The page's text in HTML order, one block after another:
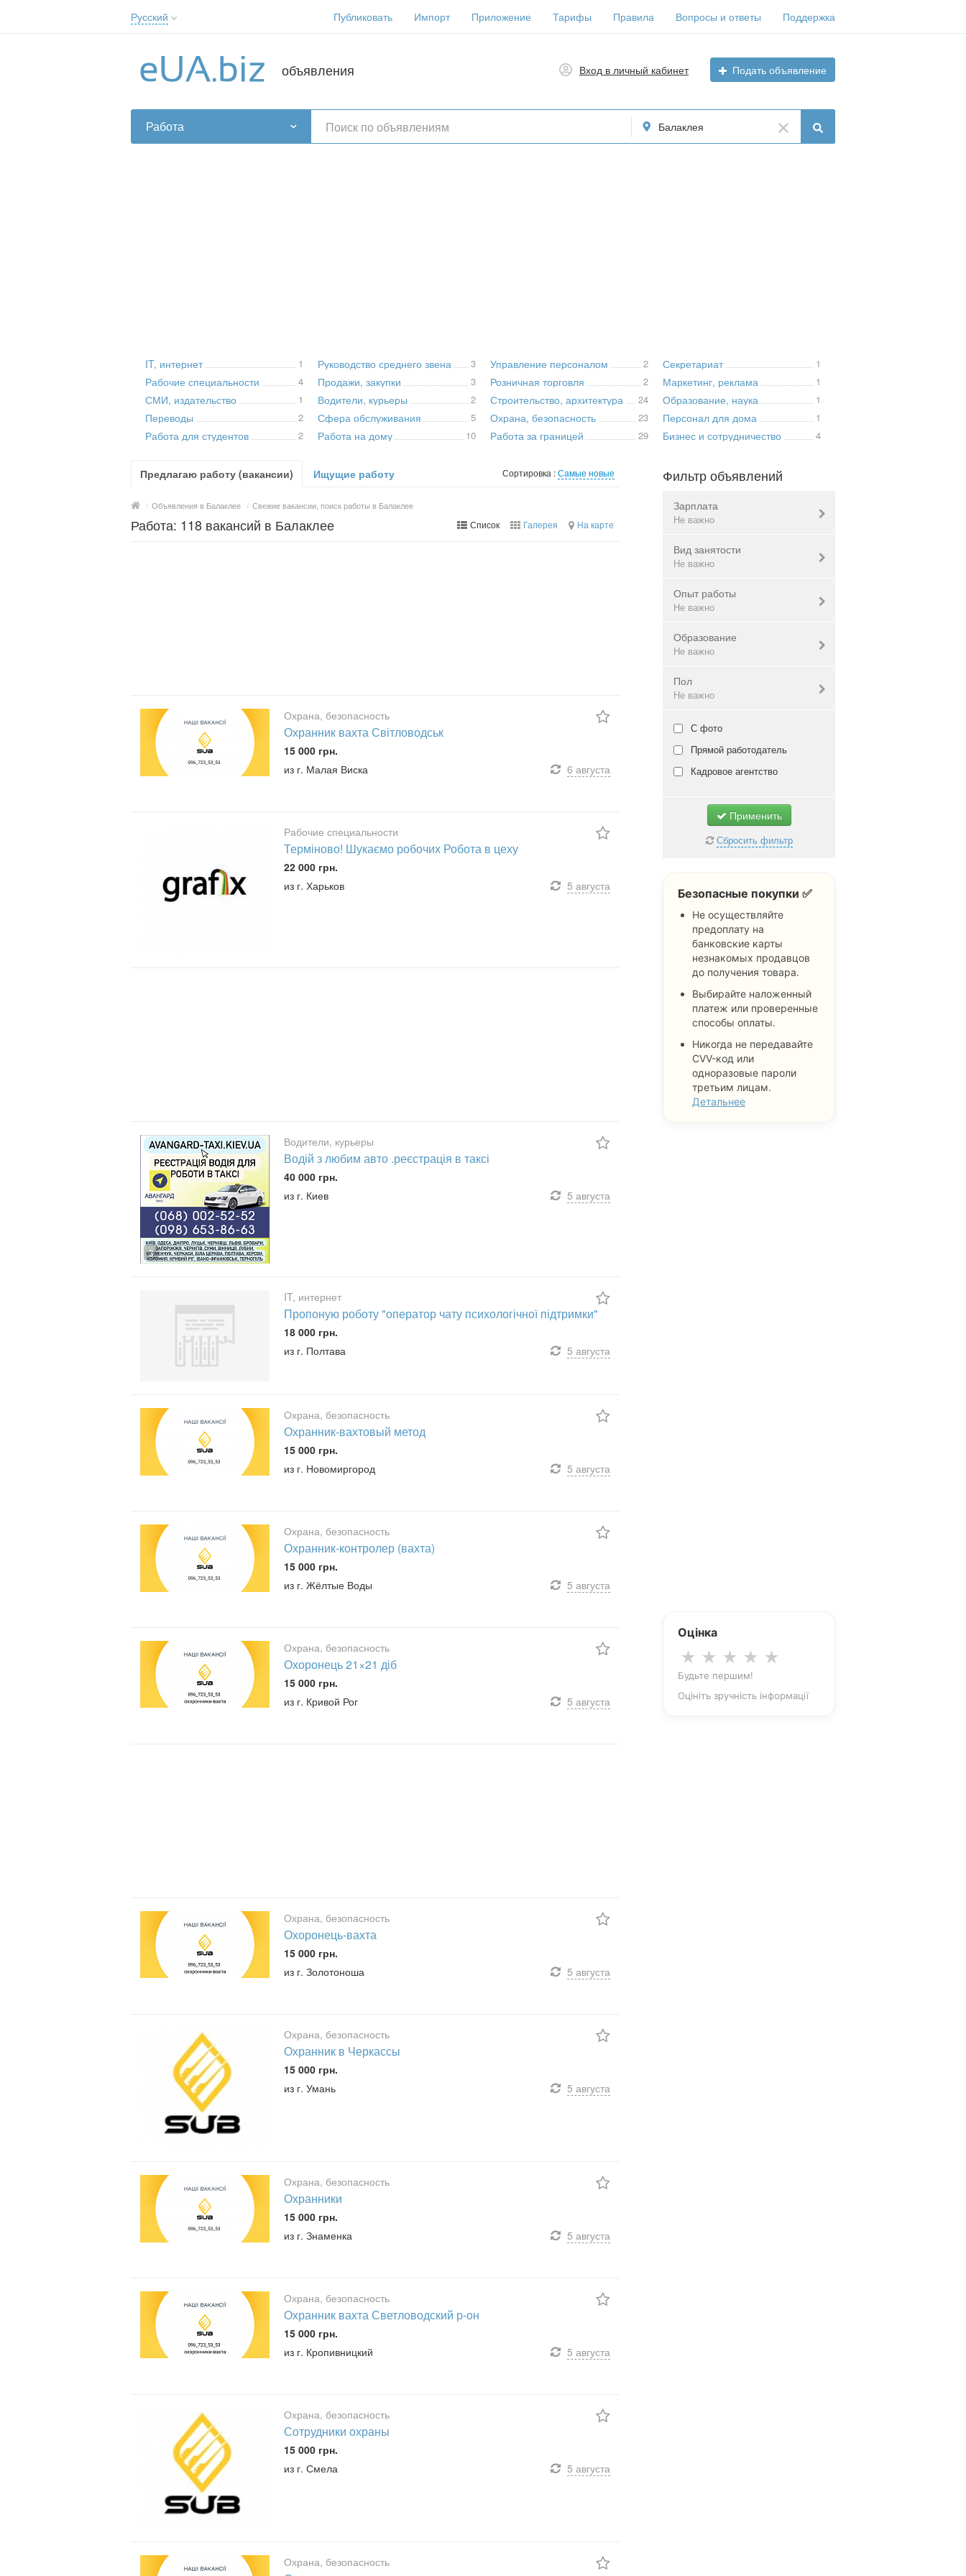
Русский
Українська
Публиковать Импорт Приложение Тарифы Правила Вопросы и ответы Поддержка
объявления Вход в личный кабинет Подать объявление
Работа Балаклея
IT, интернет 1
Рабочие специальности 4
СМИ, издательство 1
Переводы 2
Работа для студентов 2
Руководство среднего звена 3
Продажи, закупки 3
Водители, курьеры 2
Сфера обслуживания 5
Работа на дому 10
Управление персоналом 2
Розничная торговля 2
Строительство, архитектура 24
Охрана, безопасность 23
Работа за границей 29
Секретариат 1
Маркетинг, реклама 1
Образование, наука 1
Персонал для дома 1
Бизнес и сотрудничество 4
Предлагаю работу (вакансии) Ищущие работу Сортировка :Самые новые
/ Объявления в Балаклее / Свежие вакансии, поиск работы в Балаклее
Работа: 118 вакансий в Балаклее Список Галерея На карте
Охрана, безопасность
Охранник вахта Світловодськ
15 000 грн.
из г. Малая Виска
6 августа
Рабочие специальности
Терміново! Шукаємо робочих Робота в цеху
22 000 грн.
из г. Харьков
5 августа
3
Водители, курьеры
Водій з любим авто .реєстрація в таксі
40 000 грн.
из г. Киев
5 августа
IT, интернет
Пропоную роботу "оператор чату психологічної підтримки"
18 000 грн.
из г. Полтава
5 августа
Охрана, безопасность
Охранник-вахтовый метод
15 000 грн.
из г. Новомиргород
5 августа
Охрана, безопасность
Охранник-контролер (вахта)
15 000 грн.
из г. Жёлтые Воды
5 августа
Охрана, безопасность
Охоронець 21×21 діб
15 000 грн.
из г. Кривой Рог
5 августа
Охрана, безопасность
Охоронець-вахта
15 000 грн.
из г. Золотоноша
5 августа
Охрана, безопасность
Охранник в Черкассы
15 000 грн.
из г. Умань
5 августа
Охрана, безопасность
Охранники
15 000 грн.
из г. Знаменка
5 августа
Охрана, безопасность
Охранник вахта Светловодский р-он
15 000 грн.
из г. Кропивницкий
5 августа
Охрана, безопасность
Сотрудники охраны
15 000 грн.
из г. Смела
5 августа
Охрана, безопасность
Фильтр объявлений
Зарплата
Не важно
Валюта:грн.
Не важно
Вид занятости
Не важно
полная занятость
удаленная работа
проектная работа
Не важно
Опыт работы
Не важно
не имеет значения
от 1 года
от 3 лет
от 5 лет
Не важно
Образование
Не важно
не имеет значения
средне-специальное
неоконченное высшее
высшее
профессор
Не важно
Пол
Не важно
не имеет значения
мужской
женский
С фото
Прямой работодатель
Кадровое агентство
Применить
Сбросить фильтр
Безопасные покупки ✅
Не осуществляйте
предоплату на
банковские карты
незнакомых продавцов
до получения товара.
Выбирайте наложенный
платеж или проверенные
способы оплаты.
Никогда не передавайте
CVV-код или
одноразовые пароли
третьим лицам.
Детальнее
Оцінка
★ ★ ★ ★ ★
Будьте першим!
Оцініть зручність інформації